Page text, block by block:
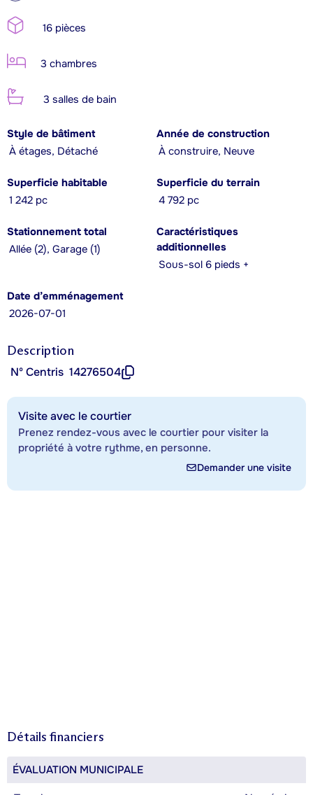
16 pièces
3 chambres
3 salles de bain
Style de bâtiment
À étages, Détaché
Année de construction
À construire, Neuve
Superficie habitable
1 242 pc
Superficie du terrain
4 792 pc
Stationnement total
Allée (2), Garage (1)
Caractéristiques
additionnelles
Sous-sol 6 pieds +
Date d’emménagement
2026-07-01
Description
Nº Centris 14276504
Visite avec le courtier
Prenez rendez-vous avec le courtier pour visiter la
propriété à votre rythme, en personne.
Demander une visite
Détails financiers
ÉVALUATION MUNICIPALE